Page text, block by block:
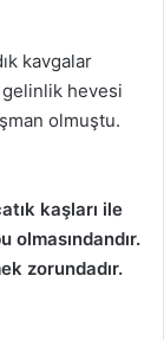
kavgalar
gelinlik hevesi
olmuştu.
kaşları ile
zorundadır.